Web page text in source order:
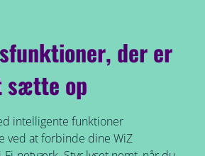
der er
sætte op
intelligente funktioner
ved at forbinde dine WiZ